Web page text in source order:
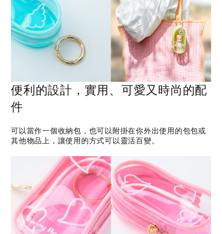
便利的設計，實用、可愛又時尚的配
件
可以當作一個收納包，也可以附掛在你外出使用的包包或
其他物品上，讓使用的方式可以靈活百變。